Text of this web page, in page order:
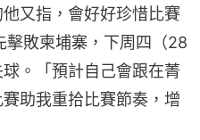
又指，會好好珍惜比賽
敗柬埔寨，下周四（28
。「預計自己會跟在菁
助我重拾比賽節奏，增